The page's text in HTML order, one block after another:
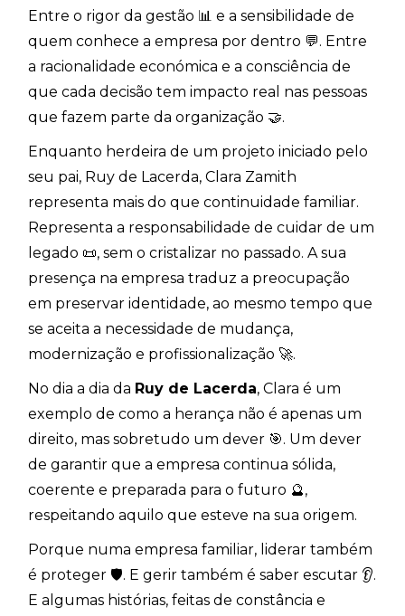
Entre o rigor da gestão 📊 e a sensibilidade de
quem conhece a empresa por dentro 💬. Entre
a racionalidade económica e a consciência de
que cada decisão tem impacto real nas pessoas
que fazem parte da organização 🤝.
Enquanto herdeira de um projeto iniciado pelo
seu pai, Ruy de Lacerda, Clara Zamith
representa mais do que continuidade familiar.
Representa a responsabilidade de cuidar de um
legado 📜, sem o cristalizar no passado. A sua
presença na empresa traduz a preocupação
em preservar identidade, ao mesmo tempo que
se aceita a necessidade de mudança,
modernização e profissionalização 🚀.
No dia a dia da Ruy de Lacerda, Clara é um
exemplo de como a herança não é apenas um
direito, mas sobretudo um dever 🎯. Um dever
de garantir que a empresa continua sólida,
coerente e preparada para o futuro 🔮,
respeitando aquilo que esteve na sua origem.
Porque numa empresa familiar, liderar também
é proteger 🛡️. E gerir também é saber escutar 👂.
E algumas histórias, feitas de constância e